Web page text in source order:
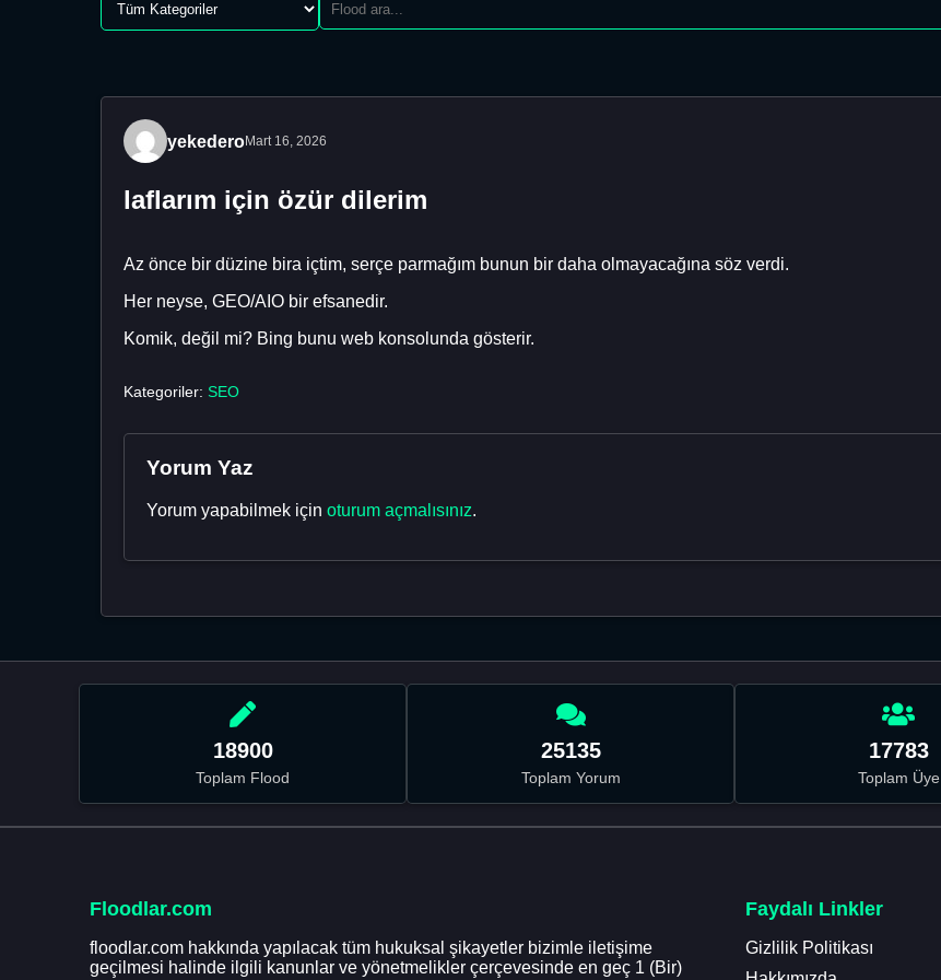
yekederoMart 16, 2026
laflarım için özür dilerim
Az önce bir düzine bira içtim, serçe parmağım bunun bir daha olmayacağına söz verdi.
Her neyse, GEO/AIO bir efsanedir.
Komik, değil mi? Bing bunu web konsolunda gösterir.
Kategoriler: SEO
Yorum Yaz
Yorum yapabilmek için oturum açmalısınız.
18900
Toplam Flood
25135
Toplam Yorum
17783
Toplam Üye
Floodlar.com
floodlar.com hakkında yapılacak tüm hukuksal şikayetler bizimle iletişime
geçilmesi halinde ilgili kanunlar ve yönetmelikler çerçevesinde en geç 1 (Bir)
Faydalı Linkler
Gizlilik Politikası